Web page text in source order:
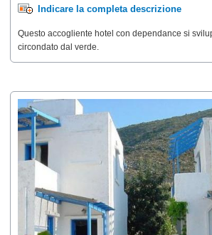
Indicare la completa descrizione
Questo accogliente hotel con dependance si
circondato dal verde.